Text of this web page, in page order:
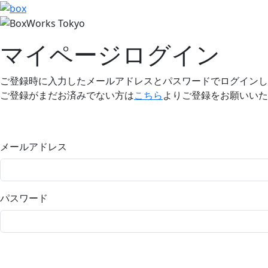
マイページログイン
ご登録時に入力したメールアドレスとパスワードでログイン
ご登録がまだお済みでない方はこちらよりご登録をお願いい
メールアドレス
パスワード